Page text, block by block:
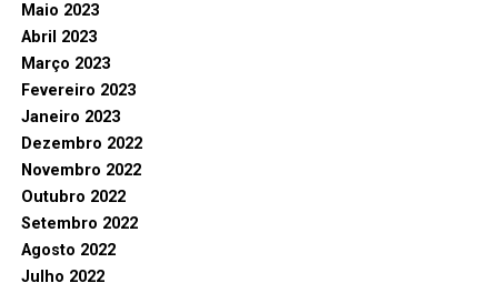
Maio 2023
Abril 2023
Março 2023
Fevereiro 2023
Janeiro 2023
Dezembro 2022
Novembro 2022
Outubro 2022
Setembro 2022
Agosto 2022
Julho 2022